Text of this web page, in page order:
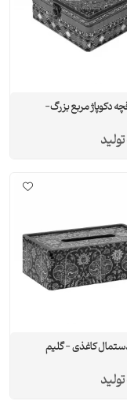
دکوپاژ مربع بزرگ-
کاغذی - گلیم